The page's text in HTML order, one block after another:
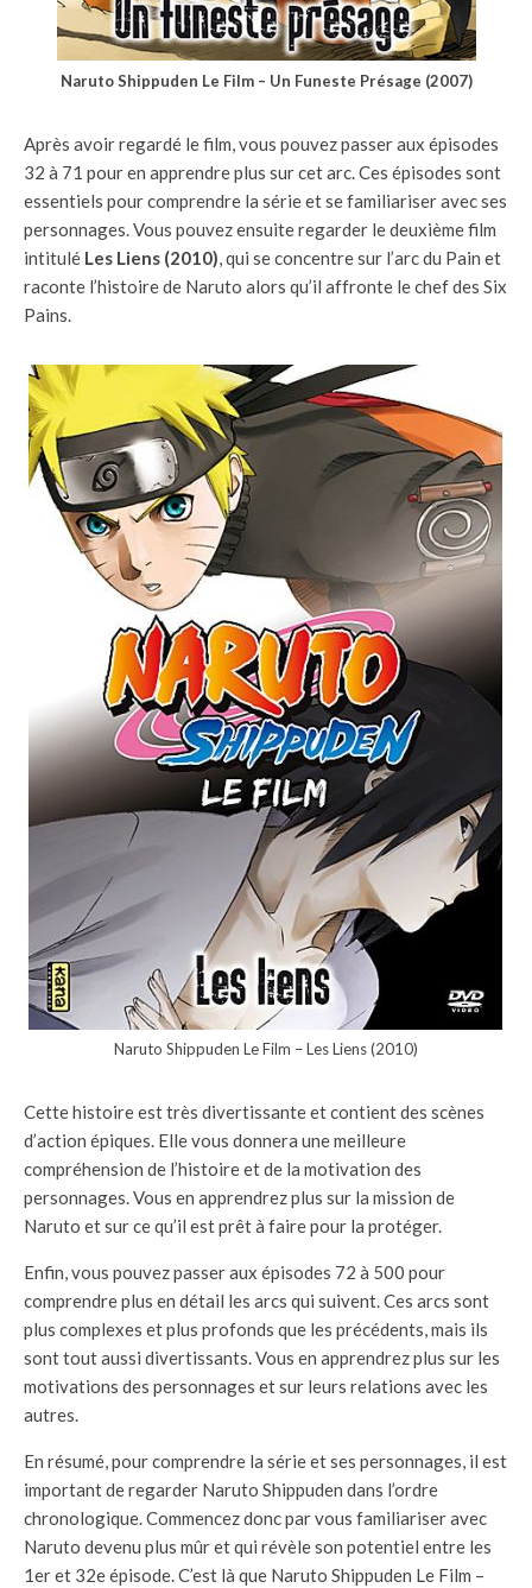
Naruto Shippuden Le Film – Un Funeste Présage (2007)
Après avoir regardé le film, vous pouvez passer aux épisodes
32 à 71 pour en apprendre plus sur cet arc. Ces épisodes sont
essentiels pour comprendre la série et se familiariser avec ses
personnages. Vous pouvez ensuite regarder le deuxième film
intitulé Les Liens (2010), qui se concentre sur l’arc du Pain et
raconte l’histoire de Naruto alors qu’il affronte le chef des Six
Pains.
Naruto Shippuden Le Film – Les Liens (2010)
Cette histoire est très divertissante et contient des scènes
d’action épiques. Elle vous donnera une meilleure
compréhension de l’histoire et de la motivation des
personnages. Vous en apprendrez plus sur la mission de
Naruto et sur ce qu’il est prêt à faire pour la protéger.
Enfin, vous pouvez passer aux épisodes 72 à 500 pour
comprendre plus en détail les arcs qui suivent. Ces arcs sont
plus complexes et plus profonds que les précédents, mais ils
sont tout aussi divertissants. Vous en apprendrez plus sur les
motivations des personnages et sur leurs relations avec les
autres.
En résumé, pour comprendre la série et ses personnages, il est
important de regarder Naruto Shippuden dans l’ordre
chronologique. Commencez donc par vous familiariser avec
Naruto devenu plus mûr et qui révèle son potentiel entre les
1er et 32e épisode. C’est là que Naruto Shippuden Le Film –